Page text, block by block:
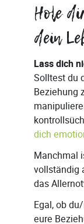
Hole
dein
Lass dich
Solltest du
Beziehung
dich
Manchmal
vollständig
das
Egal, ob
eure